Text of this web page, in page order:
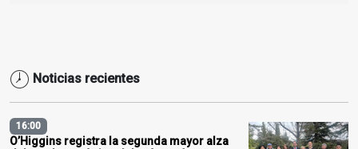
Noticias recientes
16:00
O’Higgins registra la segunda mayor alza